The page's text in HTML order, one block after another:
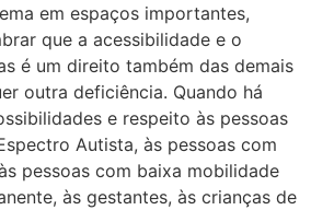
em espaços importantes,
que a acessibilidade e o
é um direito também das demais
outra deficiência. Quando há
e respeito às pessoas
Autista, às pessoas com
pessoas com baixa mobilidade
às gestantes, às crianças de